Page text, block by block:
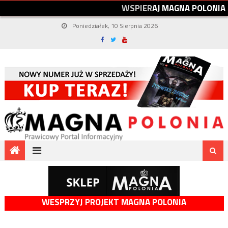
WSPIERAJMAGNAPOLONIA
Poniedziałek, 10 Sierpnia 2026
WESPRZYJ PROJEKT MAGNA POLONIA